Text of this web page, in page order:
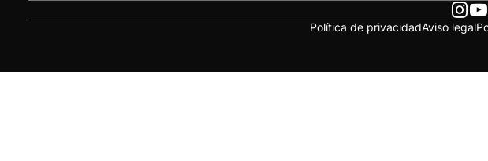
Política de privacidadAviso legal